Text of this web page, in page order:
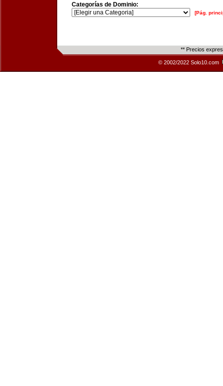
Categorías de Dominio:
[Pág.
** Precios
© 2002/2022 Solo10.com